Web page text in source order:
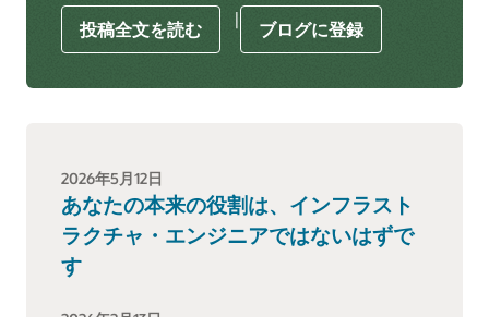
投稿全文を読む | ブログに登録
2026年5月12日
あなたの本来の役割は、インフラスト
ラクチャ・エンジニアではないはずで
す